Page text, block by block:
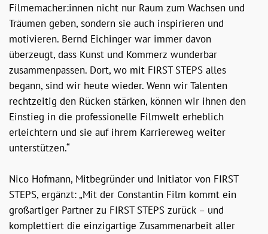
Filmemacher:innen nicht nur Raum zum Wachsen und
Träumen geben, sondern sie auch inspirieren und
motivieren. Bernd Eichinger war immer davon
überzeugt, dass Kunst und Kommerz wunderbar
zusammenpassen. Dort, wo mit FIRST STEPS alles
begann, sind wir heute wieder. Wenn wir Talenten
rechtzeitig den Rücken stärken, können wir ihnen den
Einstieg in die professionelle Filmwelt erheblich
erleichtern und sie auf ihrem Karriereweg weiter
unterstützen.“
Nico Hofmann, Mitbegründer und Initiator von FIRST
STEPS, ergänzt: „Mit der Constantin Film kommt ein
großartiger Partner zu FIRST STEPS zurück – und
komplettiert die einzigartige Zusammenarbeit aller